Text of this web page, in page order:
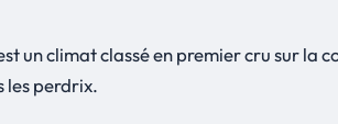
un climat classé en premier cru sur la
les perdrix.